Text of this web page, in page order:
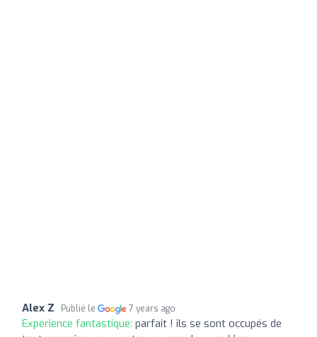
Alex Z Publié le 7 years ago
Expérience fantastique: parfait ! ils se sont occupés de